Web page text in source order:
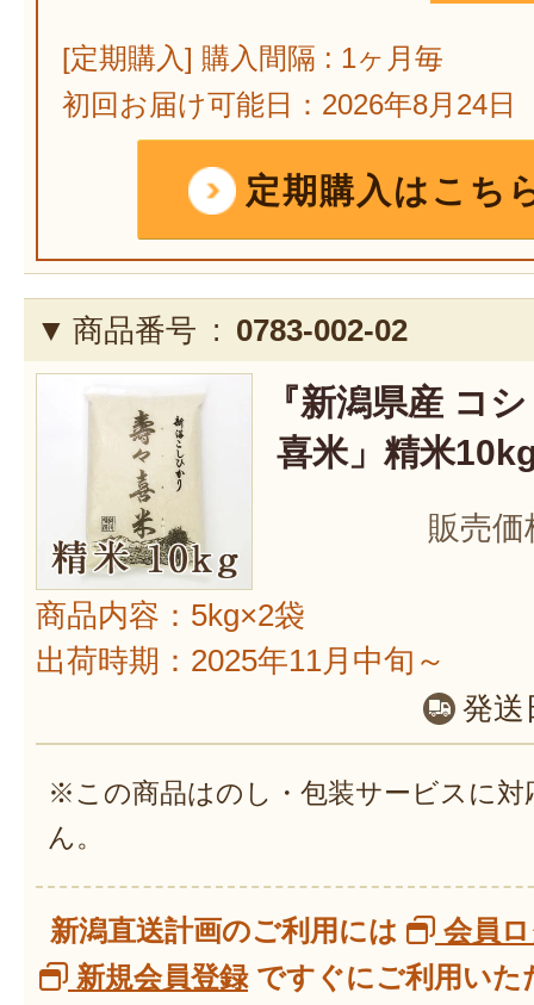
[定期購入] 購入間隔 : 1ヶ月毎
初回お届け可能日：2026年8月24日
定期購入はこち
商品番号 : 0783-002-02
『新潟県産 コ
喜米」精米
販売価
商品内容：5kg×2袋
出荷時期：2025年11月中旬～
発送
※この商品はのし・包装サービスに対
ん。
新潟直送計画のご利用には
会員
新規会員登録ですぐにご利用いた